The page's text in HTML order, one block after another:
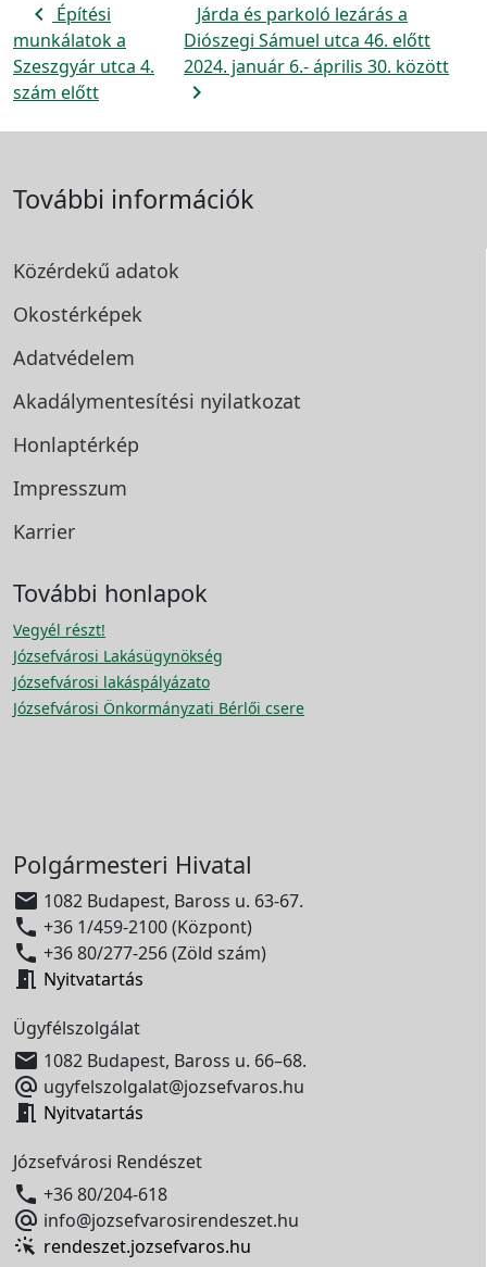
navigate_before Építési
munkálatok a
Szeszgyár utca 4.
szám előtt
Járda és parkoló lezárás a
Diószegi Sámuel utca 46. előtt
2024. január 6.- április 30. között
navigate_next
További információk
Közérdekű adatok
Okostérképek
Adatvédelem
Akadálymentesítési nyilatkozat
Honlaptérkép
Impresszum
Karrier
További honlapok
Vegyél részt!
Józsefvárosi Lakásügynökség
Józsefvárosi lakáspályázato
Józsefvárosi Önkormányzati Bérlői csere
Polgármesteri Hivatal
 1082 Budapest, Baross u. 63-67.
 +36 1/459-2100 (Központ)
 +36 80/277-256 (Zöld szám)
 Nyitvatartás
Ügyfélszolgálat
 1082 Budapest, Baross u. 66–68.
 ugyfelszolgalat@jozsefvaros.hu
 Nyitvatartás
Józsefvárosi Rendészet
 +36 80/204-618
 info@jozsefvarosirendeszet.hu
rendeszet.jozsefvaros.hu